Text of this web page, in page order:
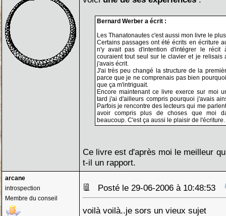
Bernard Werber a écrit :
Les Thanatonautes c'est aussi mon livre le
Certains passages ont été écrits en écriture
n'y avait pas d'intention d'intégrer le récit
couraient tout seul sur le clavier et je relisais
j'avais écrit.
J'ai très peu changé la structure de la
parce que je ne comprenais pas bien
que ça m'intriguait.
Encore maintenant ce livre exerce sur moi
tard j'ai d'ailleurs compris pourquoi j'avais
Parfois je rencontre des lecteurs qui me
avoir compris plus de choses que moi
beaucoup. C'est ça aussi le plaisir de l'écriture.
Ce livre est d'après moi le meilleur
t-il un rapport.
arcane
introspection
Membre du conseil
Posté le 29-06-2006 à 10:48:53
voilà voilà..je sors un vieux sujet